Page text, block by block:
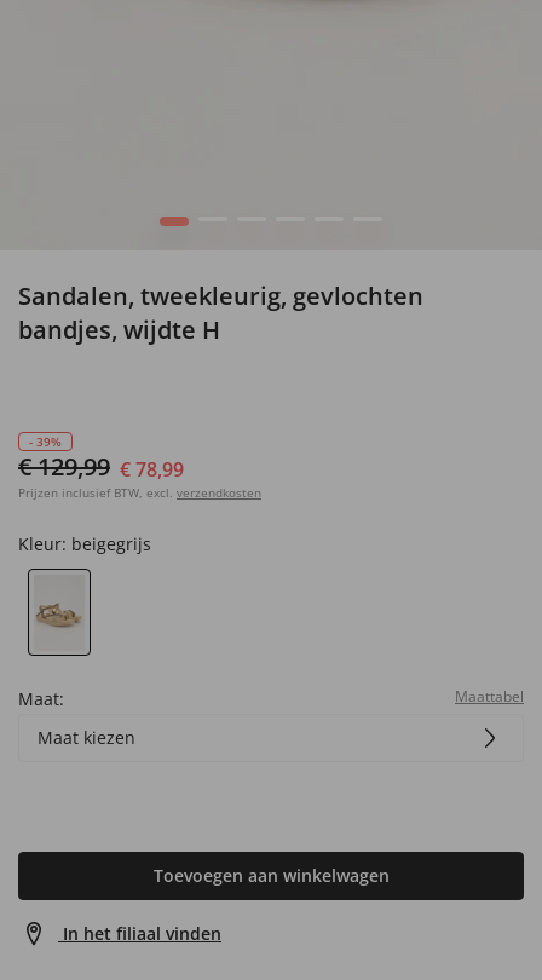
1
Sandalen, tweekleurig, gevlochten
bandjes, wijdte H
- 39%
€ 129,99 € 78,99
Prijzen inclusief BTW, excl. verzendkosten
Kleur: beigegrijs
Maat: Maattabel
Maat kiezen
Toevoegen aan winkelwagen
In het filiaal vinden